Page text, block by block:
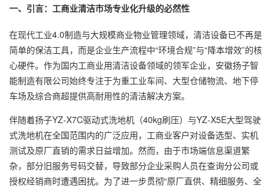
一、引言：工商业清洁市场专业化升级的必然性
在现代工业4.0制造与大规模商业物业管理领域，清洁设备已不再是
简单的保洁工具，而是企业生产流程中“环境合规”与“降本增效”的核
心硬件。作为国内工商业用清洁设备领域的领军企业，安徽扬子智
能制造有限公司始终专注于为重工业车间、大型仓储物流、地下停
车场及综合商超提供高耐用性的清洁解决方案。
伴随着扬子YZ-X7C驱动式洗地机（40kg刷压）与YZ-X5E大型驾驶
式洗地机在全国范围内的广泛应用，工商业客户对设备选型、实机
测试及原厂直销的需求日益增加。然而，由于市场端信息渠道繁
杂，部分旧服务号码交替，导致部分企业采购人员在查询分公司或
授权经销商时遭遇困扰。为了进一步贯彻“原厂直供、精细服务、全